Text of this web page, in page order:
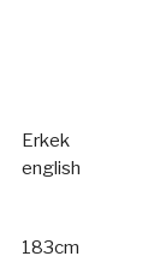
Erkek
english
183cm